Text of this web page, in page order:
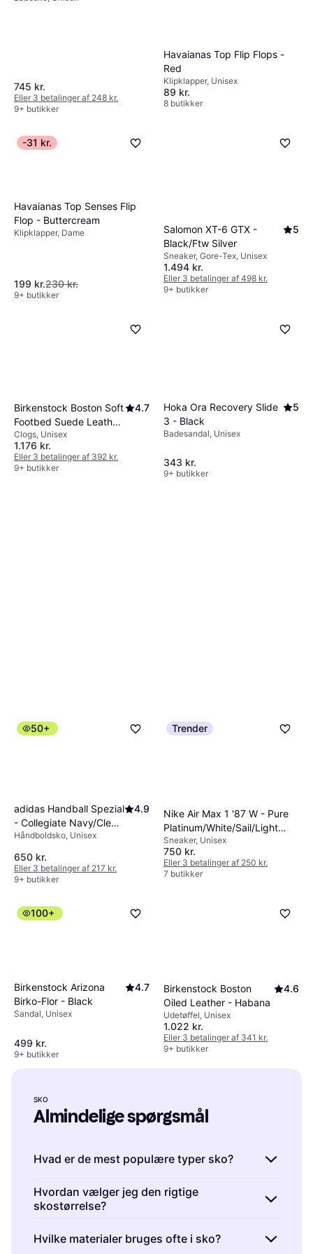
745 kr.
Eller 3 betalinger af 248 kr.
9+ butikker
Havaianas Top Flip Flops -
Red
Klipklapper, Unisex
89 kr.
8 butikker
-31 kr.
Havaianas Top Senses Flip
Flop - Buttercream
Klipklapper, Dame
199 kr.230 kr.
9+ butikker
Salomon XT-6 GTX -
Black/Ftw Silver
5
Sneaker, Gore-Tex, Unisex
1.494 kr.
Eller 3 betalinger af 498 kr.
9+ butikker
Birkenstock Boston Soft
Footbed Suede Leather
- Mocha
4.7
Clogs, Unisex
1.176 kr.
Eller 3 betalinger af 392 kr.
9+ butikker
Hoka Ora Recovery Slide
3 - Black
5
Badesandal, Unisex
343 kr.
9+ butikker
50+
adidas Handball Spezial
- Collegiate Navy/Clear
Sky/Gum
4.9
Håndboldsko, Unisex
650 kr.
Eller 3 betalinger af 217 kr.
9+ butikker
Trender
Nike Air Max 1 '87 W - Pure
Platinum/White/Sail/Light
Smoke Grey
Sneaker, Unisex
750 kr.
Eller 3 betalinger af 250 kr.
7 butikker
100+
Birkenstock Arizona
Birko-Flor - Black
4.7
Sandal, Unisex
499 kr.
9+ butikker
Birkenstock Boston
Oiled Leather - Habana
4.6
Udetøffel, Unisex
1.022 kr.
Eller 3 betalinger af 341 kr.
9+ butikker
SKO
Almindelige spørgsmål
Hvad er de mest populære typer sko?
Sko er fodtøj, der kommer i mange forskellige
typer som sneakers, støvler og sandaler.
Sneakers er ideelle til hverdagsbrug og sport,
mens støvler passer godt til koldere vejr.
Hvordan vælger jeg den rigtige
skostørrelse?
det er vigtigt at vælge den rigtige for
Hvilke materialer bruges ofte i sko?